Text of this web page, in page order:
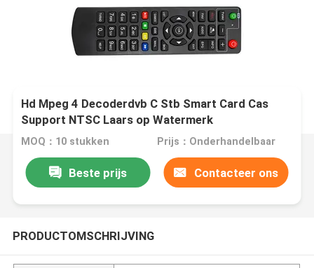
Hd Mpeg 4 Decoderdvb C Stb Smart Card Cas
Support NTSC Laars op Watermerk
MOQ：10 stukken Prijs：Onderhandelbaar
Beste prijs Contacteer ons
PRODUCTOMSCHRIJVING